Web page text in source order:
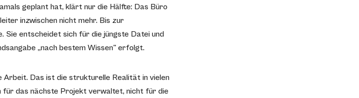
geplant hat, klärt nur die Hälfte: Das Büro
inzwischen nicht mehr. Bis zur
Sie entscheidet sich für die jüngste Datei und
„nach bestem Wissen" erfolgt.
Arbeit. Das ist die strukturelle Realität in vielen
für das nächste Projekt verwaltet, nicht für die